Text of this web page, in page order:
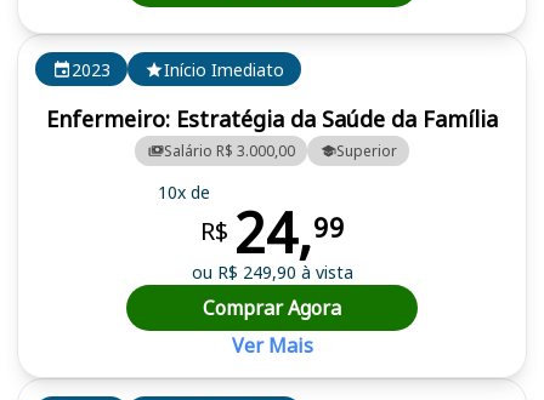
2023 Início Imediato
Enfermeiro: Estratégia da Saúde da Família
Salário R$ 3.000,00 Superior
10x de
R$ 24,99
ou R$ 249,90 à vista
Comprar Agora
Ver Mais